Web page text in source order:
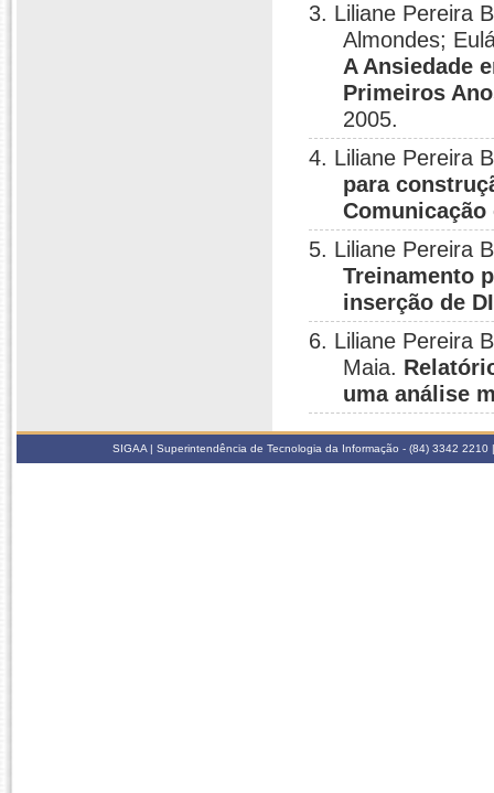
3. Liliane Pereira
Almondes;
A Ansiedade
Primeiros
2005.
4. Liliane Pereira
para
5. Liliane Pereira
Treinamento
inserção de
6. Liliane Pereira
Maia.
uma análise
SIGAA | Superintendência de Tecnologia da Informação - (84) 3342